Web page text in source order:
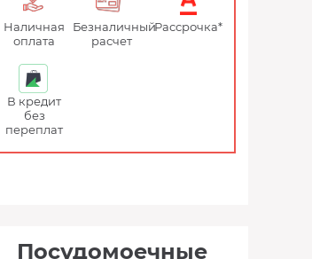
Наличная
оплата
Безналичный
расчет
Рассрочка*
В кредит
без
переплат
Посудомоечные